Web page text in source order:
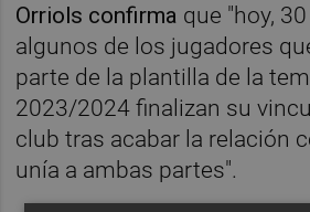
Orriols confirma que "hoy,
algunos de los jugadores
parte de la plantilla de la
2023/2024 finalizan su
club tras acabar la relación
unía a ambas partes".